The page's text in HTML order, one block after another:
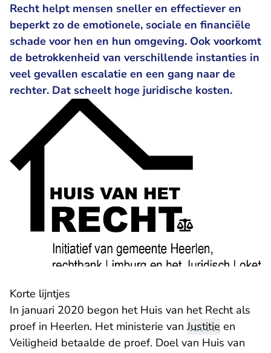
Recht helpt mensen sneller en effectiever en
beperkt zo de emotionele, sociale en financiële
schade voor hen en hun omgeving. Ook voorkomt
de betrokkenheid van verschillende instanties in
veel gevallen escalatie en een gang naar de
rechter. Dat scheelt hoge juridische kosten.
Korte lijntjes
In januari 2020 begon het Huis van het Recht als
proef in Heerlen. Het ministerie vanJustitie en
Veiligheid betaalde de proef. Doel van Huis van